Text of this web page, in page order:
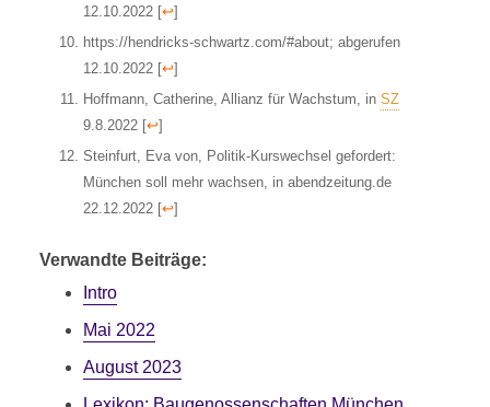
12.10.2022[↩]
https://hendricks-schwartz.com/#about; abgerufen
12.10.2022[↩]
Hoffmann, Catherine, Allianz für Wachstum, in SZ
9.8.2022[↩]
Steinfurt, Eva von, Politik-Kurswechsel gefordert:
München soll mehr wachsen, in abendzeitung.de
22.12.2022[↩]
Verwandte Beiträge:
Intro
Mai 2022
August 2023